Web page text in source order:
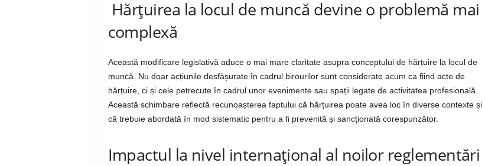
Hărțuirea la locul de muncă devine o problemă mai
complexă
Această modificare legislativă aduce o mai mare claritate asupra conceptului de hărțuire la locul de
muncă. Nu doar acțiunile desfășurate în cadrul birourilor sunt considerate acum ca fiind acte de
hărțuire, ci și cele petrecute în cadrul unor evenimente sau spații legate de activitatea profesională.
Această schimbare reflectă recunoașterea faptului că hărțuirea poate avea loc în diverse contexte și
că trebuie abordată în mod sistematic pentru a fi prevenită și sancționată corespunzător.
Impactul la nivel internațional al noilor reglementări